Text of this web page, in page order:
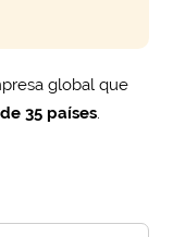
global que
35 países.